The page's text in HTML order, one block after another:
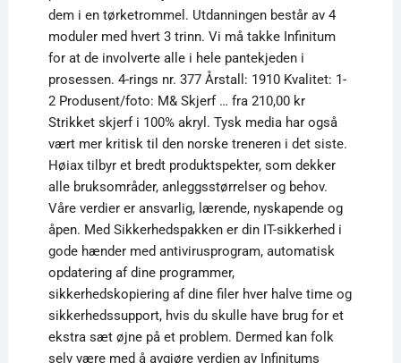
dem i en tørketrommel. Utdanningen består av 4
moduler med hvert 3 trinn. Vi må takke Infinitum
for at de involverte alle i hele pantekjeden i
prosessen. 4-rings nr. 377 Årstall: 1910 Kvalitet: 1-
2 Produsent/foto: M& Skjerf … fra 210,00 kr
Strikket skjerf i 100% akryl. Tysk media har også
vært mer kritisk til den norske treneren i det siste.
Høiax tilbyr et bredt produktspekter, som dekker
alle bruksområder, anleggsstørrelser og behov.
Våre verdier er ansvarlig, lærende, nyskapende og
åpen. Med Sikkerhedspakken er din IT-sikkerhed i
gode hænder med antivirusprogram, automatisk
opdatering af dine programmer,
sikkerhedskopiering af dine filer hver halve time og
sikkerhedssupport, hvis du skulle have brug for et
ekstra sæt øjne på et problem. Dermed kan folk
selv være med å avgjøre verdien av Infinitums